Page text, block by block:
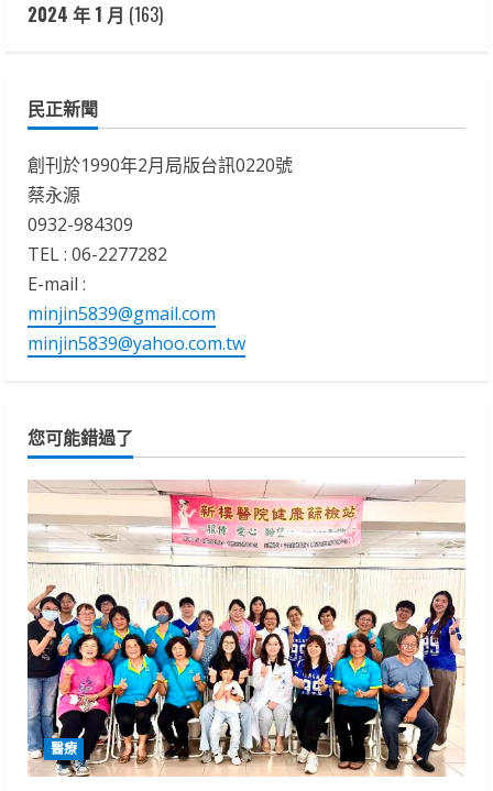
2024 年 1 月 (163)
民正新聞
創刊於1990年2月局版台訊0220號
蔡永源
0932-984309
TEL : 06-2277282
E-mail :
minjin5839@gmail.com
minjin5839@yahoo.com.tw
您可能錯過了
醫療